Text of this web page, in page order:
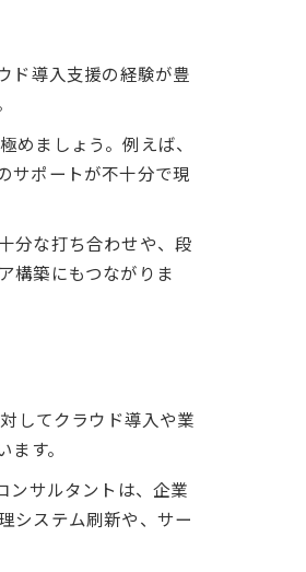
ド導入支援の経験が豊
ましょう。例えば、
サポートが不十分で現
分な打ち合わせや、段
構築にもつながりま
してクラウド導入や業
す。
ンサルタントは、企業
システム刷新や、サー